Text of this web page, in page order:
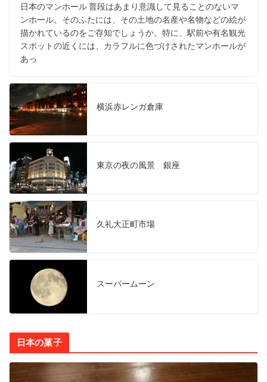
日本のマンホール 普段はあまり意識して見ることのないマ
ンホール。そのふたには、その土地の名産や名物などの絵が
描かれているのをご存知でしょうか。特に、駅前や有名観光
スポットの近くには、カラフルに色づけされたマンホールが
あっ
横浜赤レンガ倉庫
東京の夜の風景 銀座
久礼大正町市場
スーパームーン
日本の菓子